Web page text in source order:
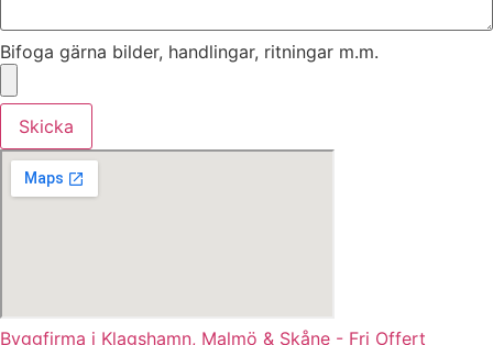
Bifoga gärna bilder, handlingar, ritningar m.m.
Skicka
Byggfirma i Klagshamn, Malmö & Skåne - Fri Offert